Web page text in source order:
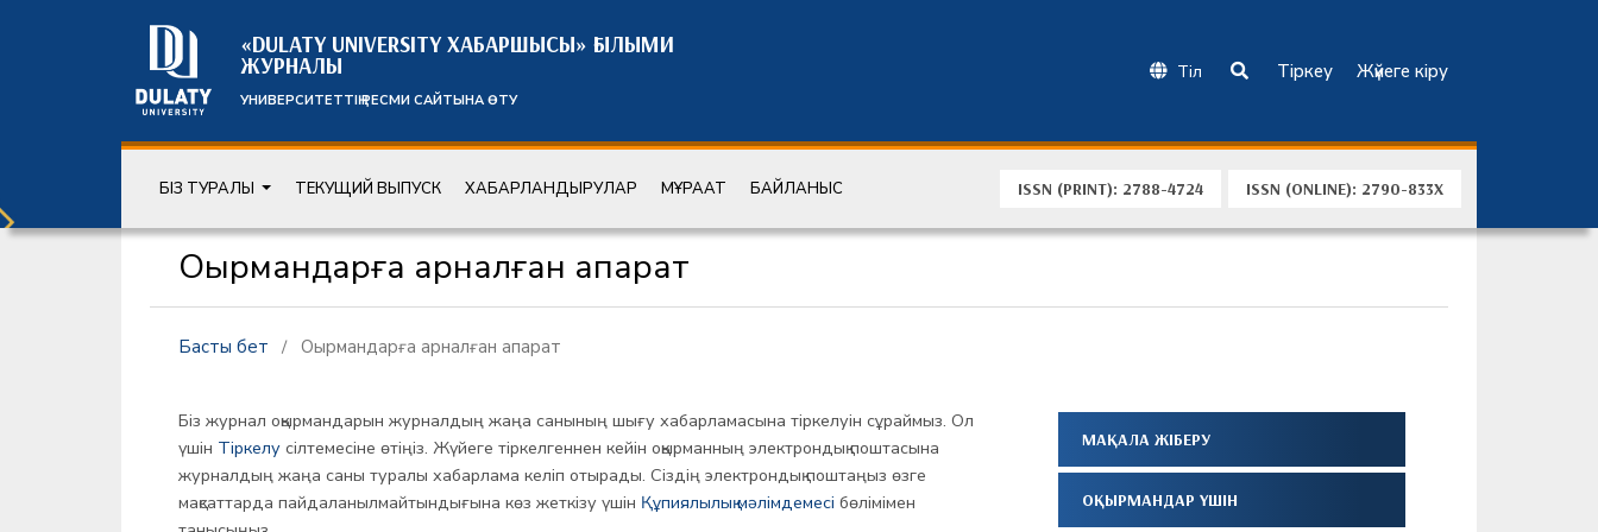
«DULATY UNIVERSITY ХАБАРШЫСЫ» ҒЫЛЫМИ
ЖУРНАЛЫ
УНИВЕРСИТЕТТІҢ РЕСМИ САЙТЫНА ӨТУ
Тіл Тіркеу Жүйеге кіру
БІЗ ТУРАЛЫ ТЕКУЩИЙ ВЫПУСК ХАБАРЛАНДЫРУЛАР МҰРАҒАТ БАЙЛАНЫС ISSN (PRINT): 2788-4724 ISSN (ONLINE): 2790-833X
Оқырмандарға арналған ақпарат
Басты бет / Оқырмандарға арналған ақпарат
Біз журнал оқырмандарын журналдың жаңа санының шығу хабарламасына тіркелуін сұраймыз. Ол
үшін Тіркелу сілтемесіне өтіңіз. Жүйеге тіркелгеннен кейін оқырманның электрондық поштасына
журналдың жаңа саны туралы хабарлама келіп отырады. Сіздің электрондық поштаңыз өзге
мақсаттарда пайдаланылмайтындығына көз жеткізу үшін Құпиялылық мәлімдемесі бөлімімен
МАҚАЛА ЖІБЕРУ
ОҚЫРМАНДАР ҮШІН